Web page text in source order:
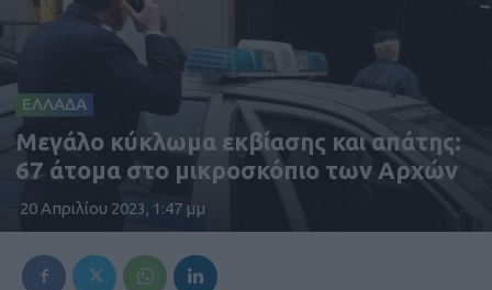
ΕΛΛΑΔΑ
Μεγάλο κύκλωμα εκβίασης και απάτης:
67 άτομα στο μικροσκόπιο των Αρχών
20 Απριλίου 2023, 1:47 μμ